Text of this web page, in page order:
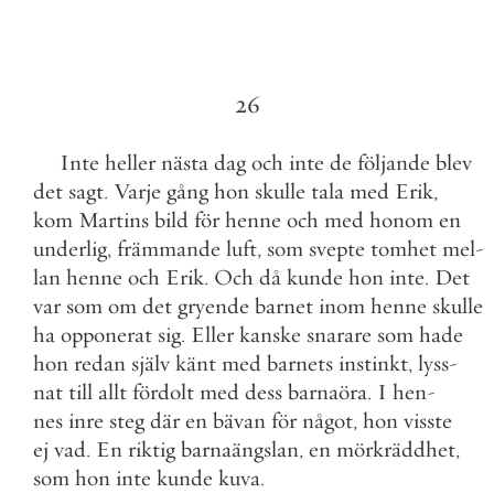
26
Inte heller nästa dag och inte de följande blev
det sagt. Varje gång hon skulle tala med Erik,
kom Martins bild för henne och med honom en
underlig, främmande luft, som svepte tomhet mel-
lan henne och Erik. Och då kunde hon inte. Det
var som om det gryende barnet inom henne skulle
ha opponerat sig. Eller kanske snarare som hade
hon redan själv känt med barnets instinkt, lyss-
nat till allt fördolt med dess barnaöra. I hen-
nes inre steg där en bävan för något, hon visste
ej vad. En riktig barnaängslan, en mörkräddhet,
som hon inte kunde kuva.